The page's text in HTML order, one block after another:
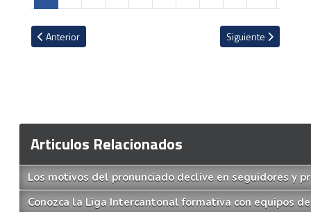
Artículo anterior: Saprissa anuncia determinación definitiva con
Anterior Artículo siguiente:
Siguiente
Articulos Relacionados
Los motivos del pronunciado declive en seguidores y
Conozca la Liga Intercantonal formativa con equipos de